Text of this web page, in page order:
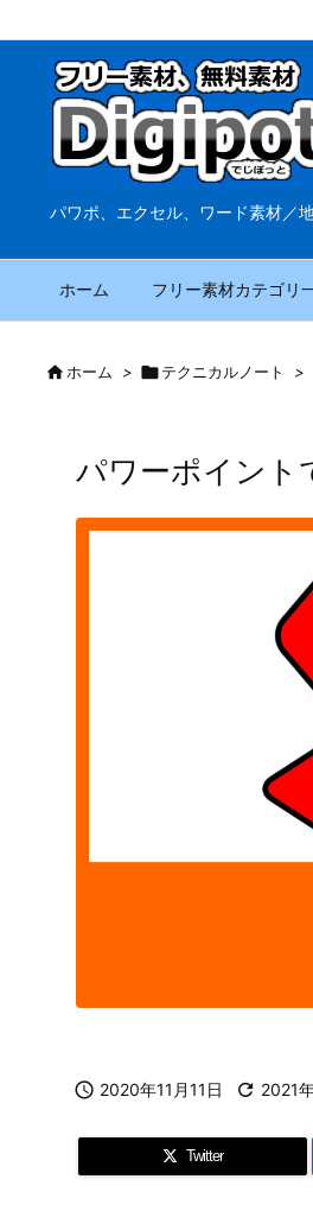
パワポ、エクセル、ワード素材／
ホーム フリー素材カテゴリ
ホーム > テクニカルノート >
パワーポイント
 2020年11月11日  2021
Twitter